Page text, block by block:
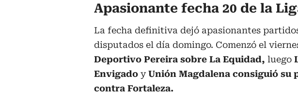
Apasionante fecha 20 de la
La fecha definitiva dejó apasionantes
disputados el día domingo. Comenzó el
Deportivo Pereira sobre La Equidad, luego
Envigado yUnión Magdalena consiguió su
contra Fortaleza.